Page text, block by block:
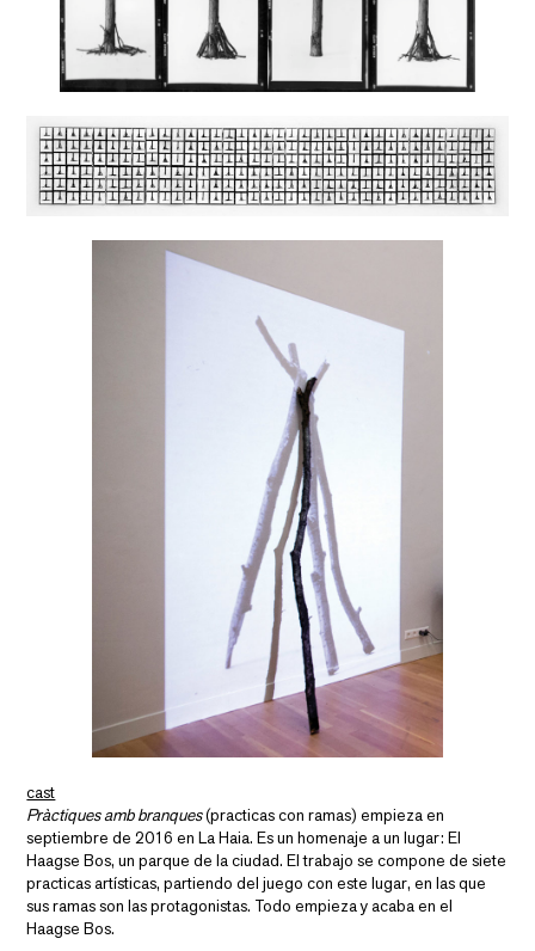
cast
Pràctiques amb branques(practicas con ramas) empieza en
septiembre de 2016 en La Haia. Es un homenaje a un lugar: El
Haagse Bos, un parque de la ciudad. El trabajo se compone de siete
practicas artísticas, partiendo del juego con este lugar, en las que
sus ramas son las protagonistas. Todo empieza y acaba en el
Haagse Bos.